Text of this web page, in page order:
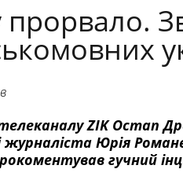
ZIK Остап
журналіста Юрія
гучний